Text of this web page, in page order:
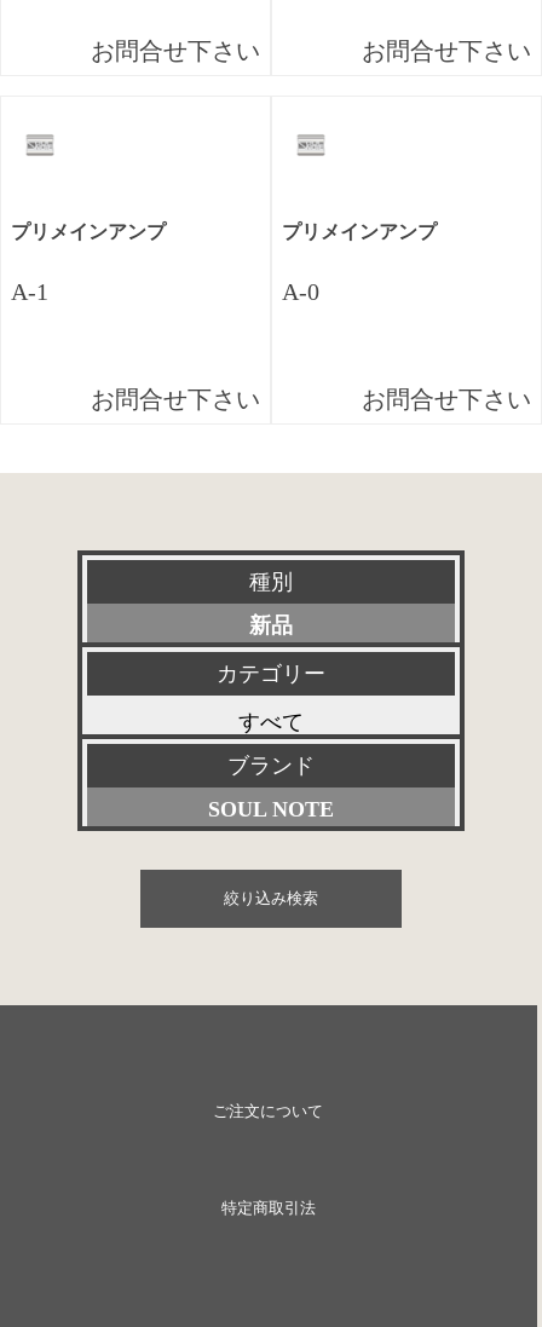
お問合せ下さい お問合せ下さい
プリメインアンプ
A-1
お問合せ下さい
プリメインアンプ
A-0
お問合せ下さい
種別
新品
特選アクセサリー
委託販売品
特価品
その他委託販売品
カテゴリー
すべて
プリアンプ
パワーアンプ
スピーカー
アクセサリー
ブランド
SOUL NOTE
ACOUSTIC REVIVE
ALTEC
絞り込み検索
ご注文について
特定商取引法